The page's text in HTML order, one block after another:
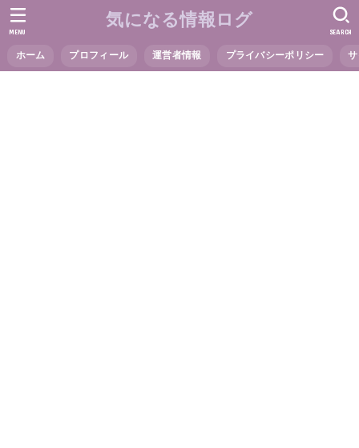
気になる情報ログ
ホーム プロフィール 運営者情報 プライバシーポリシー
SEARCH
MENU